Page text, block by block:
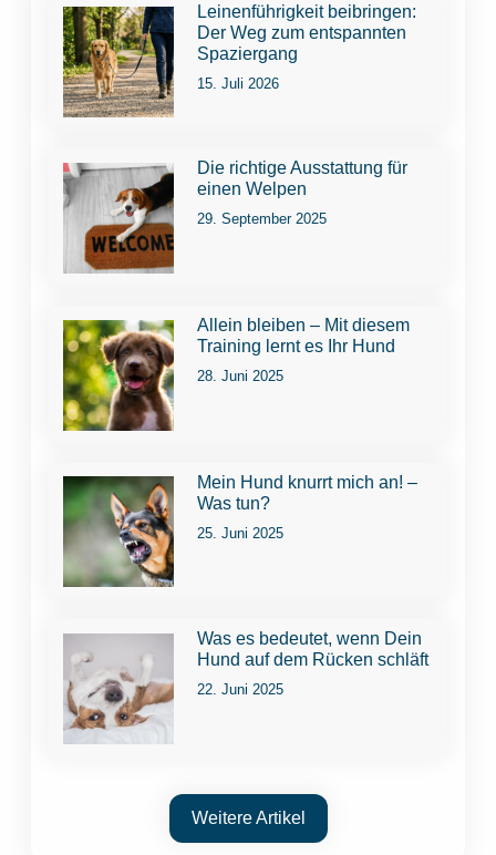
Leinenführigkeit beibringen:
Der Weg zum entspannten
Spaziergang
15. Juli 2026
Die richtige Ausstattung für
einen Welpen
29. September 2025
Allein bleiben – Mit diesem
Training lernt es Ihr Hund
28. Juni 2025
Mein Hund knurrt mich an! –
Was tun?
25. Juni 2025
Was es bedeutet, wenn Dein
Hund auf dem Rücken schläft
22. Juni 2025
Weitere Artikel